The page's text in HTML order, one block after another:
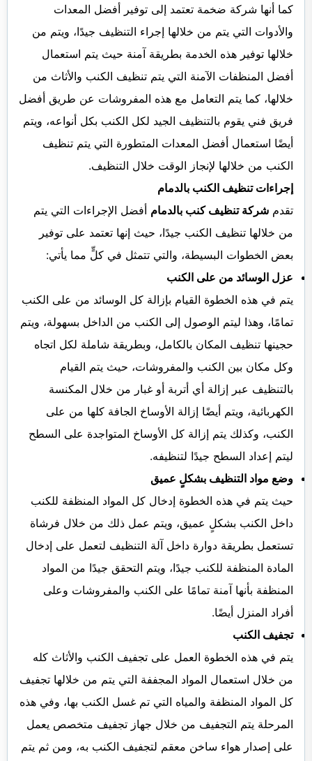
كما أنها شركة ضخمة تعتمد إلى توفير أفضل المعدات
والأدوات التي يتم من خلالها إجراء التنظيف جيدًا، ويتم من
خلالها توفير هذه الخدمة بطريقة آمنة حيث يتم استعمال
أفضل المنظفات الآمنة التي يتم تنظيف الكنب والأثاث من
خلالها، كما يتم التعامل مع هذه المفروشات عن طريق أفضل
فريق فني يقوم بالتنظيف الجيد لكل الكنب بكل أنواعه، ويتم
أيضًا استعمال أفضل المعدات المتطورة التي يتم تنظيف
الكنب من خلالها لإنجاز الوقت خلال التنظيف.
إجراءات تنظيف الكنب بالدمام
تقدم شركة تنظيف كنب بالدمام أفضل الإجراءات التي يتم
من خلالها تنظيف الكنب جيدًا، حيث إنها تعتمد على توفير
بعض الخطوات البسيطة، والتي تتمثل في كلٍّ مما يأتي:
عزل الوسائد من على الكنب
يتم في هذه الخطوة القيام بإزالة كل الوسائد من على الكنب
تمامًا، وهذا ليتم الوصول إلى الكنب من الداخل بسهولة، ويتم
حجينها تنظيف المكان بالكامل، وبطريقة شاملة لكل اتجاه
وكل مكان بين الكنب والمفروشات، حيث يتم القيام
بالتنظيف عبر إزالة أي أتربة أو غبار من خلال المكنسة
الكهربائية، ويتم أيضًا إزالة الأوساخ الجافة كلها من على
الكنب، وكذلك يتم إزالة كل الأوساخ المتواجدة على السطح
ليتم إعداد السطح جيدًا لتنظيفه.
وضع مواد التنظيف بشكلٍ عميق
حيث يتم في هذه الخطوة إدخال كل المواد المنظفة للكنب
داخل الكنب بشكلٍ عميق، ويتم عمل ذلك من خلال فرشاة
تستعمل بطريقة دوارة داخل آلة التنظيف لتعمل على إدخال
المادة المنظفة للكنب جيدًا، ويتم التحقق جيدًا من المواد
المنظفة بأنها آمنة تمامًا على الكنب والمفروشات وعلى
أفراد المنزل أيضًا.
تجفيف الكنب
يتم في هذه الخطوة العمل على تجفيف الكنب والأثاث كله
من خلال استعمال المواد المجففة التي يتم من خلالها تجفيف
كل المواد المنظفة والمياه التي تم غسل الكنب بها، وفي هذه
المرحلة يتم التجفيف من خلال جهاز تجفيف متخصص يعمل
على إصدار هواء ساخن معقم لتجفيف الكنب به، ومن ثم يتم